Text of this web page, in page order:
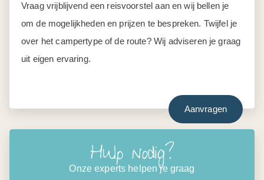
Vraag vrijblijvend een reisvoorstel aan en wij bellen je
om de mogelijkheden en prijzen te bespreken. Twijfel je
over het campertype of de route? Wij adviseren je graag
uit eigen ervaring.
Aanvragen
Hulp nodig?
Onze experts helpen je graag